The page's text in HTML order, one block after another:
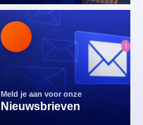
Meld je aan voor onze
Nieuwsbrieven